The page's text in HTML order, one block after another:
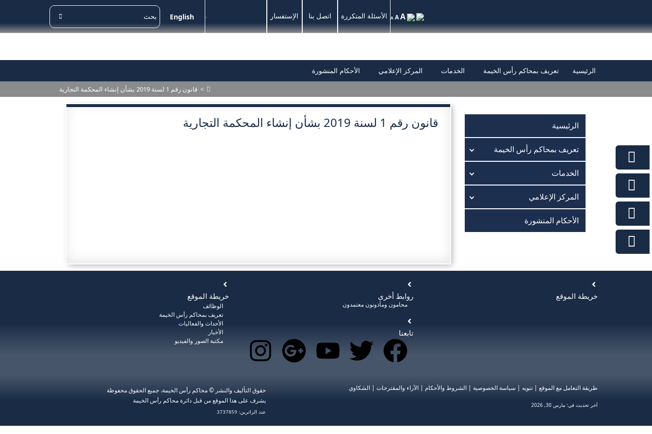
English الإستفسار اتصل بنا الأسئلة المتكررة A AA
الرئيسية تعريف بمحاكم رأس الخيمة الخدمات المركز الإعلامي الأحكام المنشورة
> قانون رقم 1 لسنة 2019 بشأن إنشاء المحكمة التجارية
الرئيسية
تعريف بمحاكم رأس الخيمة
الخدمات
المركز الإعلامي
الأحكام المنشورة
قانون رقم 1 لسنة 2019 بشأن إنشاء المحكمة التجارية
خريطة الموقع
الوظائف
تعريف بمحاكم رأس الخيمة
الأحداث والفعاليات
الأخبار
مكتبة الصور والفيديو
روابط أخرى
محامون ومأذونون معتمدون
تابعنا
خريطة الموقع
حقوق التأليف والنشر © محاكم رأس الخيمة. جميع الحقوق محفوظة
يشرف على هذا الموقع من قبل دائرة محاكم رأس الخيمة
عدد الزائرين: 3737859
طريقة التعامل مع الموقع | تنويه | سياسة الخصوصية | الشروط والأحكام | الآراء والمقترحات | الشكاوي
آخر تحديث في: مارس 30, 2026